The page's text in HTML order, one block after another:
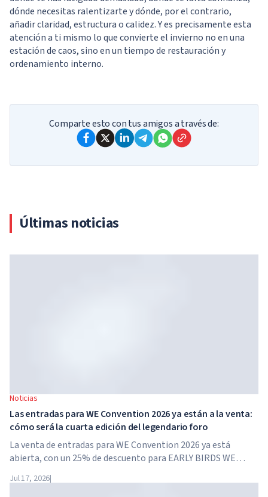
dónde necesitas ralentizarte y dónde, por el contrario,
añadir claridad, estructura o calidez. Y es precisamente esta
atención a ti mismo lo que convierte el invierno no en una
estación de caos, sino en un tiempo de restauración y
ordenamiento interno.
Comparte esto con tus amigos a través de:
Últimas noticias
Noticias
Las entradas para WE Convention 2026 ya están a la venta:
cómo será la cuarta edición del legendario foro
La venta de entradas para WE Convention 2026 ya está
abierta, con un 25% de descuento para EARLY BIRDS WE
noviembre de 2026, el foro se celebrará en SO/...
Jul 17, 2026|